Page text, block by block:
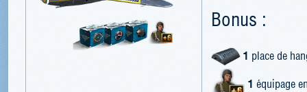
Bonus :
1 place de
1 équipage